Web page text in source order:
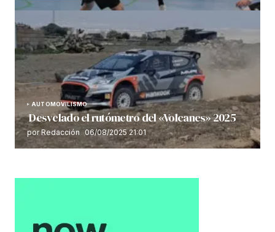
AUTOMOVILISMO
Desvelado el rutómetro del «Volcanes» 2025
por Redacción 06/08/2025 21:01